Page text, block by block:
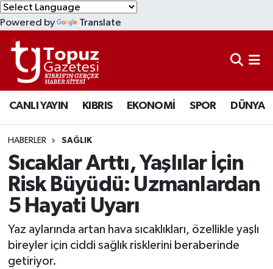
Powered by Translate
CANLI YAYIN KIBRIS EKONOMİ SPOR DÜNYA
HABERLER SAĞLIK
Sıcaklar Arttı, Yaşlılar İçin
Risk Büyüdü: Uzmanlardan
5 Hayati Uyarı
Yaz aylarında artan hava sıcaklıkları, özellikle yaşlı
bireyler için ciddi sağlık risklerini beraberinde
getiriyor.
KIBRIS
DÜNYA
EKONOMİ
MAGAZİN
SAĞLIK
SPOR
TEKNOLOJİ
TÜRKİYE
Lefkoşa Nöbetçi Eczaneler
Lefkoşa Hava Durumu
Lefkoşa Trafik Yoğunluk Haritası
Süper Lig Puan Durumu ve Fikstür
Tüm Manşetler
Son Dakika Haberleri
Haber Arşivi